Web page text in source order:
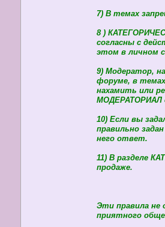
7) В темах
8 )
согласны с
этом в личном
9) Модератор,
форуме, в
нахамить или
МОДЕРАТОРИАЛ
10) Если вы
правильно
него ответ.
11) В разделе
продаже.
Эти правила
приятного